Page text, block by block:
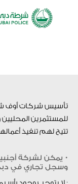
تأسيس شركات أوف
للمستثمرين
تتيح لهم تنفيذ
• يمكن لشركة
وسجل تجاري في